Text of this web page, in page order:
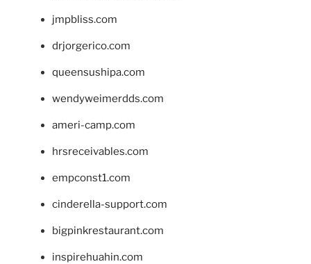
jmpbliss.com
drjorgerico.com
queensushipa.com
wendyweimerdds.com
ameri-camp.com
hrsreceivables.com
empconst1.com
cinderella-support.com
bigpinkrestaurant.com
inspirehuahin.com